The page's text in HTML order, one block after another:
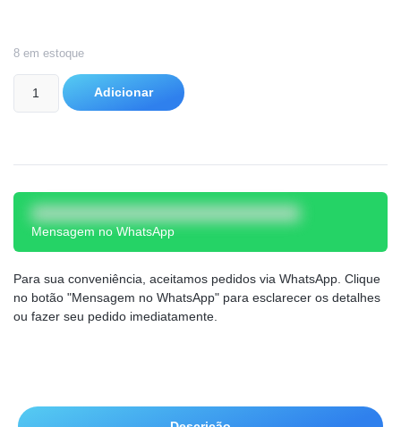
8 em estoque
Adicionar
Mensagem no WhatsApp
Para sua conveniência, aceitamos pedidos via WhatsApp. Clique
no botão "Mensagem no WhatsApp" para esclarecer os detalhes
ou fazer seu pedido imediatamente.